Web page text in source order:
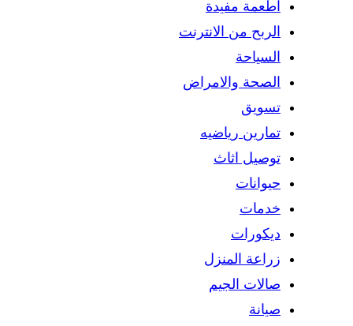
اطعمة مفيدة
الربح من الانترنت
السياحة
الصحة والامراض
تسويق
تمارين رياضيه
توصيل اثاث
حيوانات
خدمات
ديكورات
زراعة المنزل
صالات الجيم
صيانة